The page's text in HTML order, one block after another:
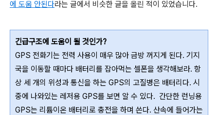
에 도움 안된다라는 글에서 비슷한 글을 올린 적이 있었습니다.
긴급구조에 도움이 될 것인가?
GPS 전화기는 전력 사용이 매우 많아 금방 꺼지게 된다. 기지
국을 이동할 때마다 배터리를 잡아먹는 셀폰을 생각해보라. 항
상 세 개의 위성과 통신을 하는 GPS의 고질병은 배터리다. 시
중에 나와있는 레저용 GPS를 보면 알 수 있다. 간단한 런닝용
GPS는 리튬이온 배터리로 충전을 하며 쓴다. 산속에 들어가는